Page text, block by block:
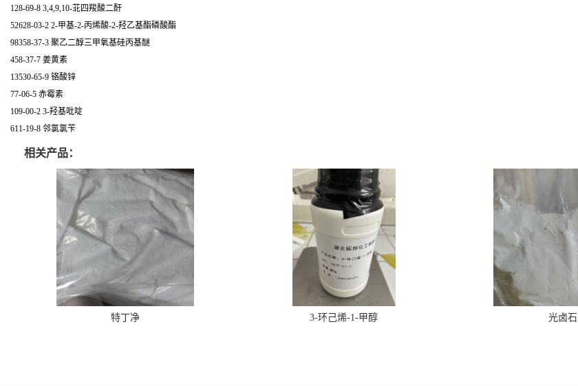
128-69-8 3,4,9,10-苝四羧酸二酐
52628-03-2 2-甲基-2-丙烯酸-2-羟乙基酯磷酸酯
98358-37-3 聚乙二醇三甲氧基硅丙基醚
458-37-7 姜黄素
13530-65-9 铬酸锌
77-06-5 赤霉素
109-00-2 3-羟基吡啶
611-19-8 邻氯氯苄
相关产品：
特丁净 3-环己烯-1-甲醇 光卤石